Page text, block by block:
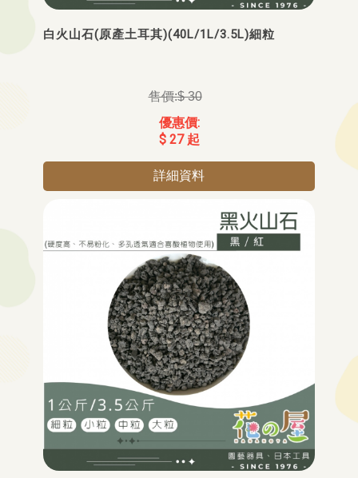
白火山石(原產土耳其)(40L/1L/3.5L)細粒
$ 30
$ 27 起
詳細資料